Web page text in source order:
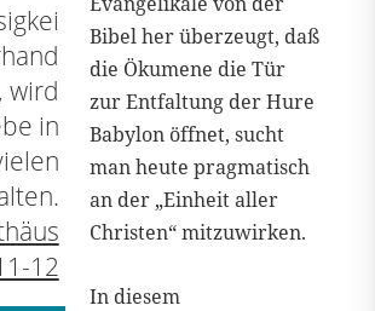
wird
in
12
Bibel her überzeugt, daß
die Ökumene die Tür
zur Entfaltung der Hure
Babylon öffnet, sucht
man heute pragmatisch
an der „Einheit aller
Christen“ mitzuwirken.
In diesem